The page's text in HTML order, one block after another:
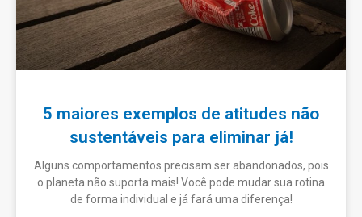
5 maiores exemplos de atitudes não
sustentáveis para eliminar já!
Alguns comportamentos precisam ser abandonados, pois
o planeta não suporta mais! Você pode mudar sua rotina
de forma individual e já fará uma diferença!